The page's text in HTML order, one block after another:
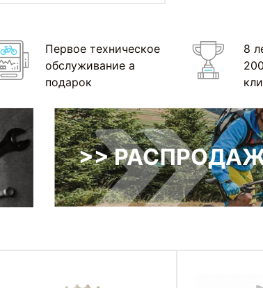
Первое техническое
обслуживание а
подарок
8
>>